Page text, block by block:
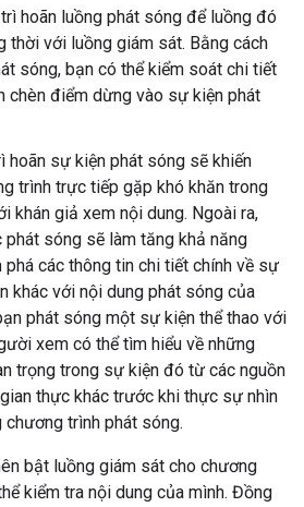
hoãn luồng phát sóng để luồng đó
thời với luồng giám sát. Bằng cách
sóng, bạn có thể kiểm soát chi tiết
chèn điểm dừng vào sự kiện phát
hoãn sự kiện phát sóng sẽ khiến
trình trực tiếp gặp khó khăn trong
khán giả xem nội dung. Ngoài ra,
phát sóng sẽ làm tăng khả năng
các thông tin chi tiết chính về sự
khác với nội dung phát sóng của
phát sóng một sự kiện thể thao với
xem có thể tìm hiểu về những
trọng trong sự kiện đó từ các nguồn
thực khác trước khi thực sự nhìn
chương trình phát sóng.
bật luồng giám sát cho chương
kiểm tra nội dung của mình. Đồng